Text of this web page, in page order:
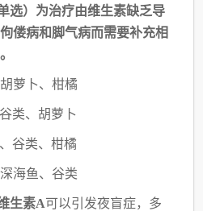
选）为治疗由维生素缺乏导
偻病和脚气病而需要补充相
萝卜、柑橘
类、胡萝卜
谷类、柑橘
海鱼、谷类
生素A可以引发夜盲症，多